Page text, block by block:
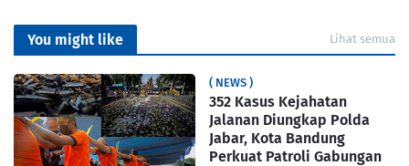
You might like Lihat semua
( NEWS )
352 Kasus Kejahatan
Jalanan Diungkap Polda
Jabar, Kota Bandung
Perkuat Patroli Gabungan